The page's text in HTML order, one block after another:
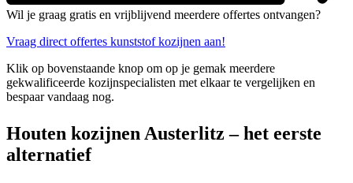
Wil je graag gratis en vrijblijvend meerdere offertes ontvangen?
Vraag direct offertes kunststof kozijnen aan!
Klik op bovenstaande knop om op je gemak meerdere
gekwalificeerde kozijnspecialisten met elkaar te vergelijken en
bespaar vandaag nog.
Houten kozijnen Austerlitz – het eerste
alternatief